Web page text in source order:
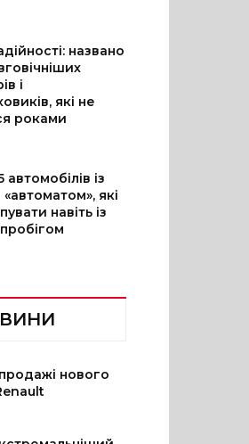
названо
і
які не
роками
із
які
навіть із
нового